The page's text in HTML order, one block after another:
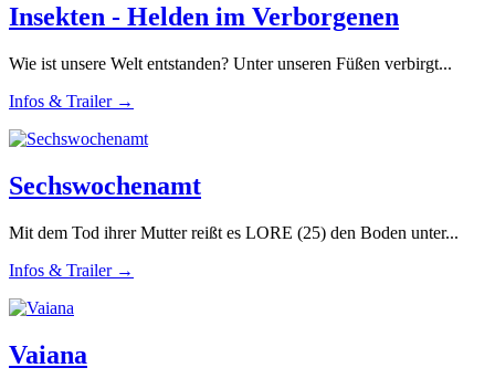
Insekten - Helden im Verborgenen
Wie ist unsere Welt entstanden? Unter unseren Füßen verbirgt...
Infos & Trailer →
Sechswochenamt
Mit dem Tod ihrer Mutter reißt es LORE (25) den Boden unter...
Infos & Trailer →
Vaiana